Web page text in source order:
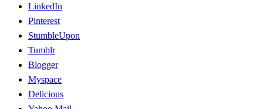
LinkedIn
Pinterest
StumbleUpon
Tumblr
Blogger
Myspace
Delicious